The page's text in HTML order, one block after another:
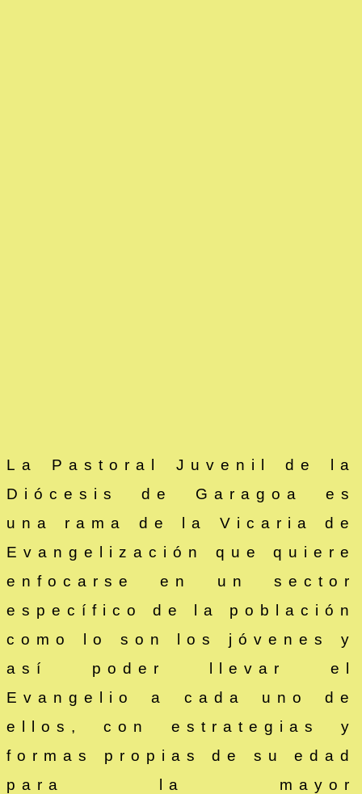
La Pastoral Juvenil de la
Diócesis de Garagoa es
una rama de la Vicaria de
Evangelización que quiere
enfocarse en un sector
específico de la población
como lo son los jóvenes y
así poder llevar el
Evangelio a cada uno de
ellos, con estrategias y
formas propias de su edad
para la mayor